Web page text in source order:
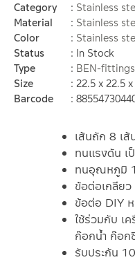
เส้นถัก 8 เ
ทนแรงดัน เ
ทนอุณหภูมิ
ข้อต่อเกลีย
ข้อต่อ DIY
ใช้ร่วมกับ เ
ก๊อกน้ำ ก๊อก
รับประกัน
Category
Stainless
Material
Stainless
Color
Stainless
Status
In Stock
Type
BEN-fittings
Size
22.5 x 22.5
Barcode